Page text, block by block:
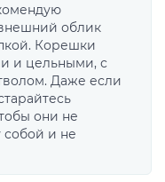
облик
Корешки
и цельными, с
Даже если
они не
собой и не